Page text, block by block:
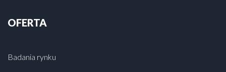
OFERTA
Badania rynku